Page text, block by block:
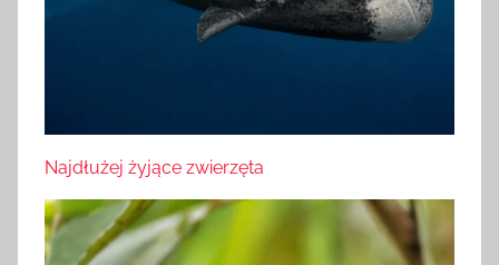
Najdłużej żyjące zwierzęta